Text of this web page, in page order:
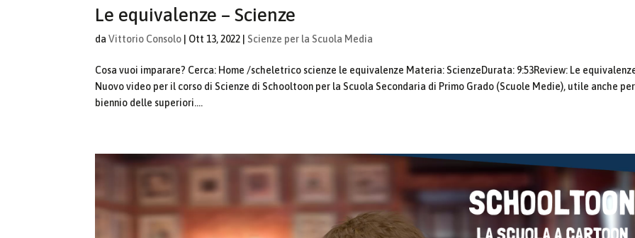
Le equivalenze – Scienze
daVittorio Consolo | Ott 13, 2022 | Scienze per la Scuola Media
Cosa vuoi imparare? Cerca: Home /scheletrico scienze le equivalenze Materia: ScienzeDurata: 9:53Review: Le
Nuovo video per il corso di Scienze di Schooltoon per la Scuola Secondaria di Primo Grado (Scuole Medie), utile anche
biennio delle superiori....